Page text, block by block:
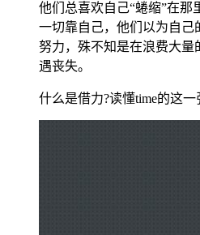
他们总喜欢自己“蜷缩”在那
一切靠自己，他们以为自己
努力，殊不知是在浪费大
遇丧失。
什么是借力?读懂time的这一